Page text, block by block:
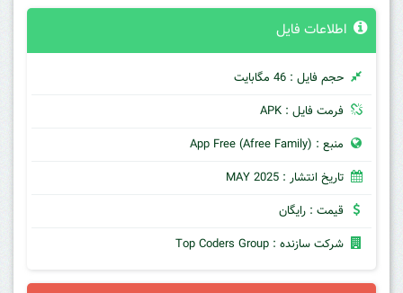
اطلاعات فایل
حجم فایل : 46 مگابایت
فرمت فایل : APK
منبع : App Free (Afree Family)
تاریخ انتشار : MAY 2025
قیمت : رایگان
شرکت سازنده : Top Coders Group